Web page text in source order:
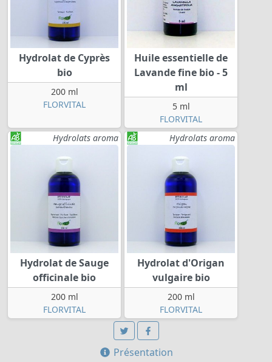
Hydrolat de Cyprès
bio
200 ml
FLORVITAL
Huile essentielle de
Lavande fine bio - 5
ml
5 ml
FLORVITAL
Hydrolats aroma
Hydrolat de Sauge
officinale bio
200 ml
FLORVITAL
Hydrolats aroma
Hydrolat d'Origan
vulgaire bio
200 ml
FLORVITAL
Présentation